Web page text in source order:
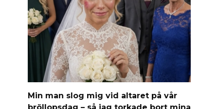
Min man slog mig vid altaret på vår
bröllopsdag – så jag torkade bort mina